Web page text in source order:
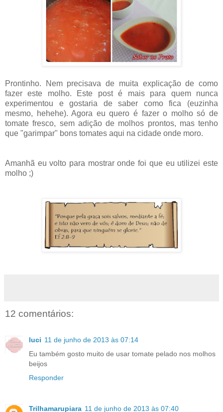
Prontinho. Nem precisava de muita explicação de como
fazer este molho. Este post é mais para quem nunca
experimentou e gostaria de saber como fica (euzinha
mesmo, hehehe). Agora eu quero é fazer o molho só de
tomate fresco, sem adição de molhos prontos, mas tenho
que "garimpar" bons tomates aqui na cidade onde moro.
Amanhã eu volto para mostrar onde foi que eu utilizei este
molho ;)
12 comentários:
luci 11 de junho de 2013 às 07:14
Eu também gosto muito de usar tomate pelado nos molhos
beijos
Responder
Trilhamarupiara 11 de junho de 2013 às 07:40